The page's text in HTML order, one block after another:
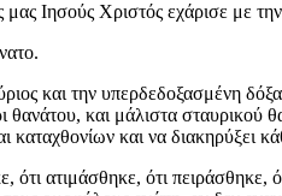
Ιησούς Χριστός εχάρισε με
και την υπερδεδοξασμένη
θανάτου, και μάλιστα
καταχθονίων και να
ατιμάσθηκε, ότι πειράσθηκε,